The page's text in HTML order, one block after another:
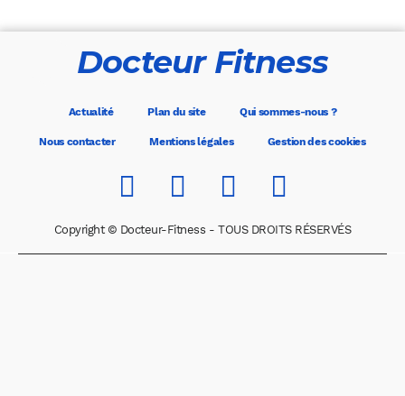
Docteur Fitness
Actualité Plan du site Qui sommes-nous ?
Nous contacter Mentions légales Gestion des cookies
Copyright © Docteur-Fitness - TOUS DROITS RÉSERVÉS